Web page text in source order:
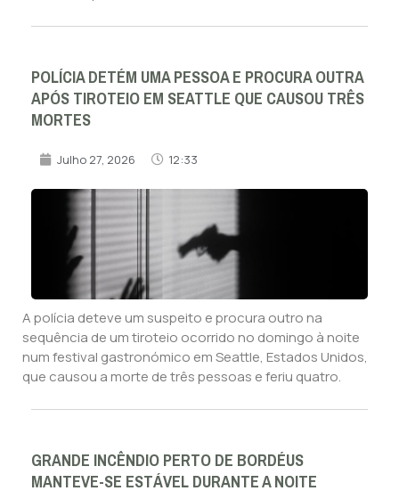
POLÍCIA DETÉM UMA PESSOA E PROCURA OUTRA
APÓS TIROTEIO EM SEATTLE QUE CAUSOU TRÊS
MORTES
Julho 27, 2026 12:33
A polícia deteve um suspeito e procura outro na
sequência de um tiroteio ocorrido no domingo à noite
num festival gastronómico em Seattle, Estados Unidos,
que causou a morte de três pessoas e feriu quatro.
GRANDE INCÊNDIO PERTO DE BORDÉUS
MANTEVE-SE ESTÁVEL DURANTE A NOITE